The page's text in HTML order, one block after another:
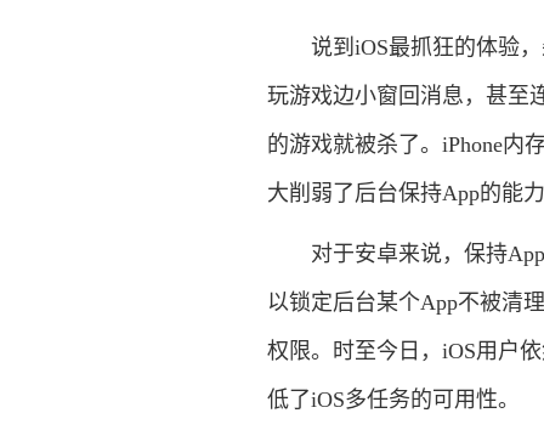
说到iOS最抓狂的体验，
玩游戏边小窗回消息，甚
的游戏就被杀了。iPhone内
大削弱了后台保持App的能
对于安卓来说，保持App
以锁定后台某个App不被清
权限。时至今日，iOS用户
低了iOS多任务的可用性。